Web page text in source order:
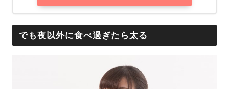
でも夜以外に食べ過ぎたら太る